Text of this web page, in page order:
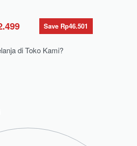
Save Rp46.501
di Toko Kami?